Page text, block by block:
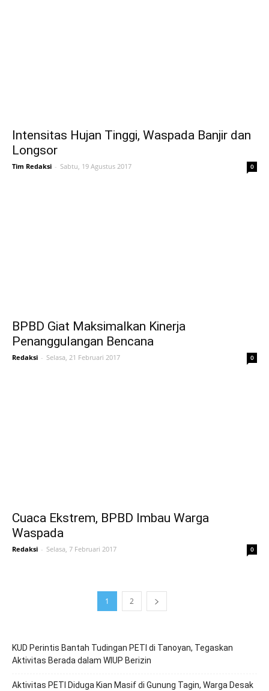
Intensitas Hujan Tinggi, Waspada Banjir dan
Longsor
Tim Redaksi - Sabtu, 19 Agustus 2017 0
BPBD Giat Maksimalkan Kinerja
Penanggulangan Bencana
Redaksi - Selasa, 21 Februari 2017 0
Cuaca Ekstrem, BPBD Imbau Warga
Waspada
Redaksi - Selasa, 7 Februari 2017 0
1 2
KUD Perintis Bantah Tudingan PETI di Tanoyan, Tegaskan
Aktivitas Berada dalam WIUP Berizin
Aktivitas PETI Diduga Kian Masif di Gunung Tagin, Warga Desak